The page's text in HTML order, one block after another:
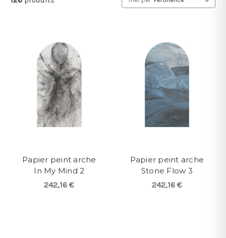
Papier peint arche
In My Mind 2
242,16 €
Papier peint arche
Stone Flow 3
242,16 €